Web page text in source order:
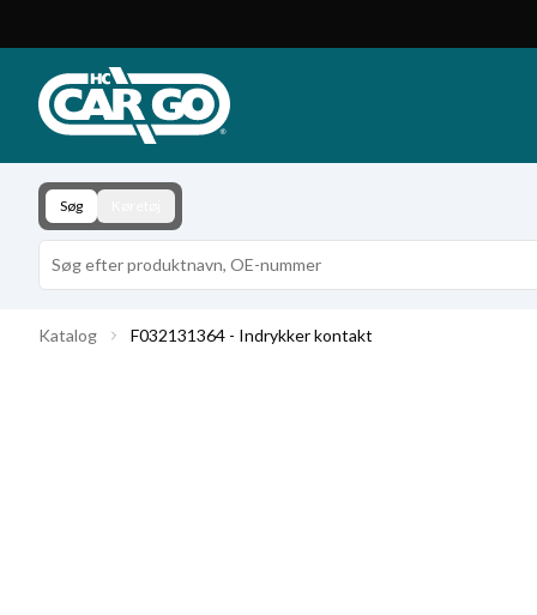
Download
Kontakt
Søg
Katalog F032131364 - Indrykker kontakt